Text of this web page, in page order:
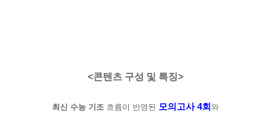
<콘텐츠 구성 및 특징>
최신 수능 기조 흐름이 반영된 모의고사 4회 와